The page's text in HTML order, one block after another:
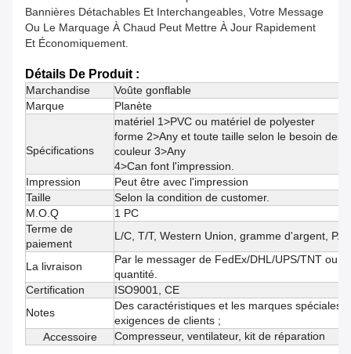
Bannières Détachables Et Interchangeables, Votre Message
Ou Le Marquage À Chaud Peut Mettre À Jour Rapidement
Et Économiquement.
Détails De Produit :
Marchandise
Voûte gonflable
Marque
Planète
Spécifications
matériel 1>PVC ou matériel de polyester
forme 2>Any et toute taille selon le besoin des
couleur 3>Any
4>Can font l'impression.
Impression
Peut être avec l'impression
Taille
Selon la condition de customer.
M.O.Q
1 PC
Terme de
paiement
L/C, T/T, Western Union, gramme d'argent,
La livraison
Par le messager de FedEx/DHL/UPS/TNT ou
quantité.
Certification
ISO9001, CE
Notes
Des caractéristiques et les marques spéciales
exigences de clients ;
Accessoire
Compresseur, ventilateur, kit de réparation